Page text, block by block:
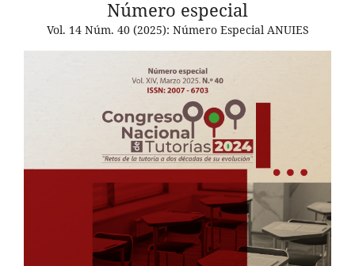
Número especial
Vol. 14 Núm. 40 (2025): Número Especial ANUIES